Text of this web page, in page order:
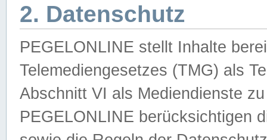
2. Datenschutz
PEGELONLINE stellt Inhalte
Telemediengesetzes (TMG) als
Abschnitt VI als Mediendienste
PEGELONLINE berücksichtigen